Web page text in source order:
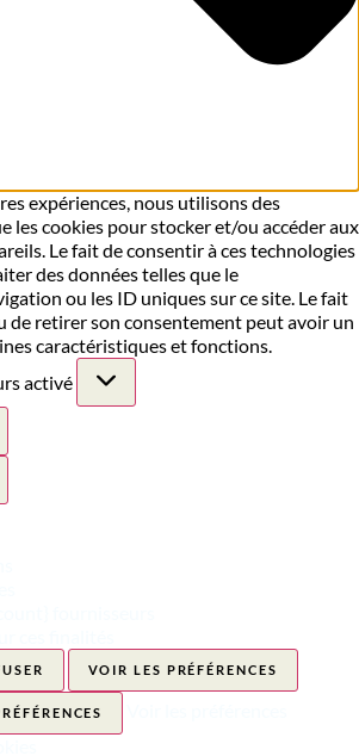
expériences, nous utilisons des
les cookies pour stocker et/ou accéder aux
Le fait de consentir à ces technologies
des données telles que le
ou les ID uniques sur ce site. Le fait
de retirer son consentement peut avoir un
caractéristiques et fonctions.
activé
VOIR LES PRÉFÉRENCES